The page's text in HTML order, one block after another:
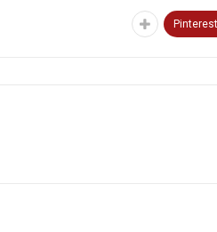
Pinterest